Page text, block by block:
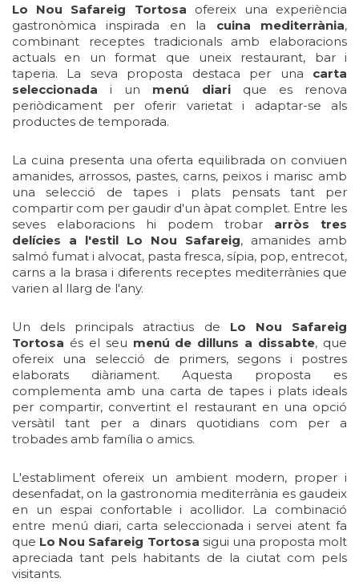
Lo Nou Safareig Tortosa ofereix una experiència
gastronòmica inspirada en la cuina mediterrània,
combinant receptes tradicionals amb elaboracions
actuals en un format que uneix restaurant, bar i
taperia. La seva proposta destaca per una carta
seleccionada i un menú diarique es renova
periòdicament per oferir varietat i adaptar-se als
productes de temporada.
La cuina presenta una oferta equilibrada on conviuen
amanides, arrossos, pastes, carns, peixos i marisc amb
una selecció de tapes i plats pensats tant per
compartir com per gaudir d'un àpat complet. Entre les
seves elaboracions hi podem trobar arròs tres
delícies a l'estil Lo Nou Safareig, amanides amb
salmó fumat i alvocat, pasta fresca, sípia, pop, entrecot,
carns a la brasa i diferents receptes mediterrànies que
varien al llarg de l'any.
Un dels principals atractius de Lo Nou Safareig
Tortosa és el seu menú de dilluns a dissabte, que
ofereix una selecció de primers, segons i postres
elaborats diàriament. Aquesta proposta es
complementa amb una carta de tapes i plats ideals
per compartir, convertint el restaurant en una opció
versàtil tant per a dinars quotidians com per a
trobades amb família o amics.
L'establiment ofereix un ambient modern, proper i
desenfadat, on la gastronomia mediterrània es gaudeix
en un espai confortable i acollidor. La combinació
entre menú diari, carta seleccionada i servei atent fa
que Lo Nou Safareig Tortosa sigui una proposta molt
apreciada tant pels habitants de la ciutat com pels
visitants.